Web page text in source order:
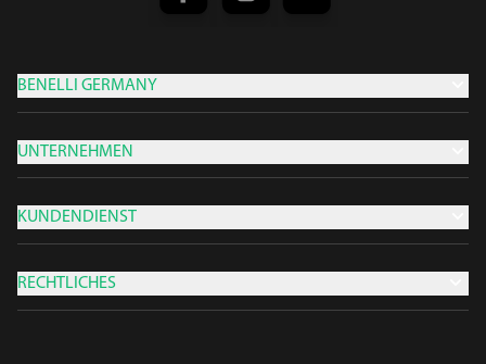
BENELLI GERMANY
UNTERNEHMEN
KUNDENDIENST
RECHTLICHES